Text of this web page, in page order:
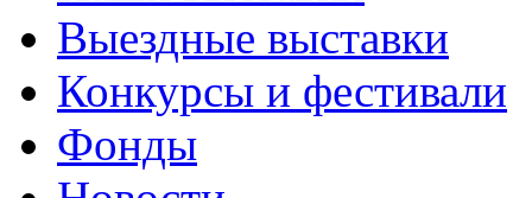
Выездные выставки
Конкурсы и фестивали
Фонды